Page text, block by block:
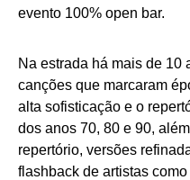
evento 100% open bar.
Na estrada há mais de 10
canções que marcaram
alta sofisticação e o
dos anos 70, 80 e 90,
repertório, versões
flashback de artistas